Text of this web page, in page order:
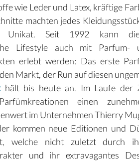
wie Leder und Latex, kräftige
machten jedes
Unikat. Seit 1992 kann
Lifestyle auch mit Parfum-
erlebt werden: Das erste
Markt, der Run auf diesen
hält bis heute an. Im Laufe der
einen
im Unternehmen Thierry
kommen neue Editionen und
welche nicht zuletzt durch
und ihr extravagantes